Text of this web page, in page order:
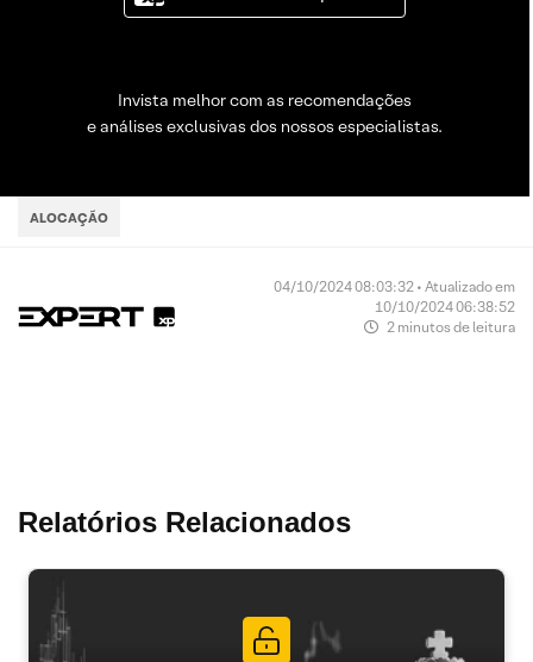
Invista melhor com as recomendações
e análises exclusivas dos nossos especialistas.
ALOCAÇÃO
04/10/2024 08:03:32 • Atualizado em
10/10/2024 06:38:52
2 minutos de leitura
Relatórios Relacionados